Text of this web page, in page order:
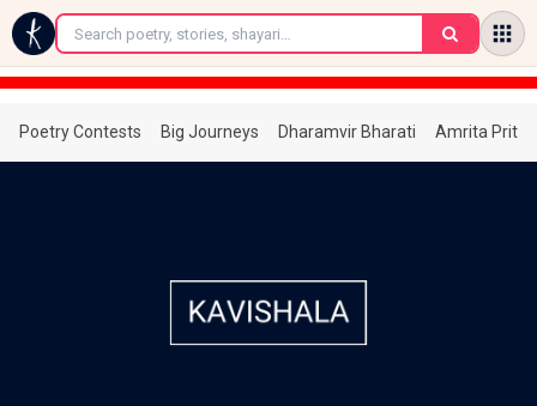
←
Poetry Contests Big Journeys Dharamvir Bharati Amrita